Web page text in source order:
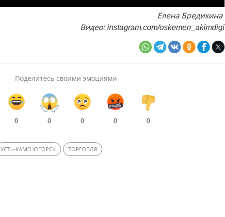
Елена Бредихина
Видео: instagram.com/oskemen_akimdigi
Поделитесь своими эмоциями
0 0 0 0 0
УСТЬ-КАМЕНОГОРСК ТОРГОВЛЯ